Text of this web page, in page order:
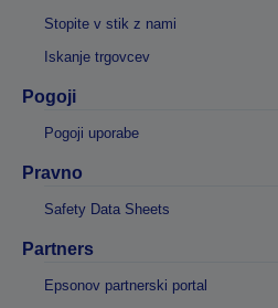
Stopite v stik z nami
Iskanje trgovcev
Pogoji
Pogoji uporabe
Pravno
Safety Data Sheets
Partners
Epsonov partnerski portal